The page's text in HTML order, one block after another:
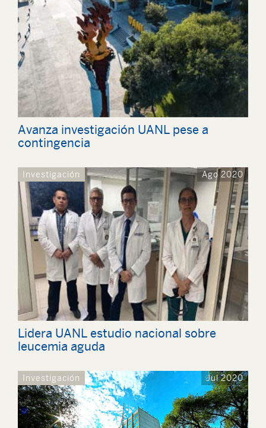
Avanza investigación UANL pese a
contingencia
Investigación Ago 2020
Lidera UANL estudio nacional sobre
leucemia aguda
Investigación Jul 2020